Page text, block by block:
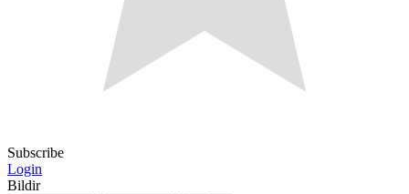
Subscribe
Login
Bildir